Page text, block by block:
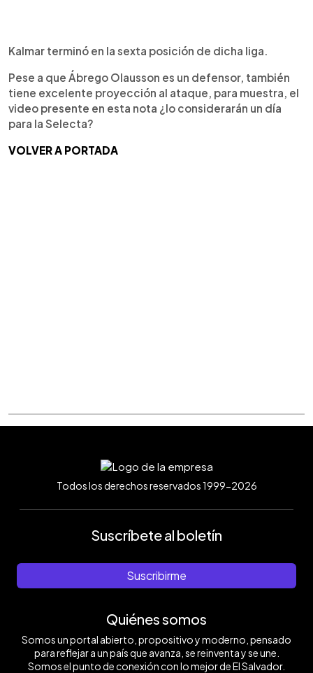
Kalmar terminó en la sexta posición de dicha liga.
Pese a que Ábrego Olausson es un defensor, también
tiene excelente proyección al ataque, para muestra, el
video presente en esta nota ¿lo considerarán un día
para la Selecta?
VOLVER A PORTADA
Todos los derechos reservados 1999-2026
Suscríbete al boletín
Suscribirme
Quiénes somos
Somos un portal abierto, propositivo y moderno, pensado
para reflejar a un país que avanza, se reinventa y se une.
Somos el punto de conexión con lo mejor de El Salvador.